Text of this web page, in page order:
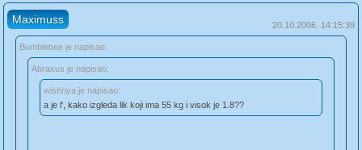
Maximuss 20.10.2006. 14:15:39
Bumblebee je napisao:
Abraxus je napisao:
wishnya je napisao:
a je l', kako izgleda lik koji ima 55 kg i visok je 1.8??